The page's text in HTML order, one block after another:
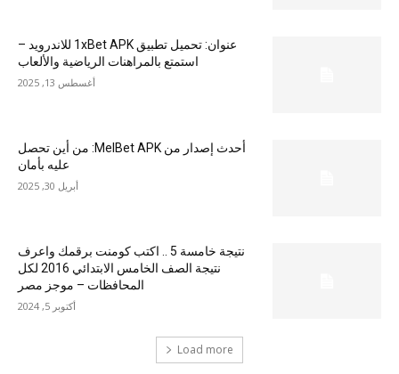
عنوان: تحميل تطبيق 1xBet APK للاندرويد –
استمتع بالمراهنات الرياضية والألعاب
أغسطس 13, 2025
أحدث إصدار من MelBet APK: من أين تحصل
عليه بأمان
أبريل 30, 2025
نتيجة خامسة 5 .. اكتب كومنت برقمك واعرف
نتيجة الصف الخامس الابتدائي 2016 لكل
المحافظات – موجز مصر
أكتوبر 5, 2024
Load more